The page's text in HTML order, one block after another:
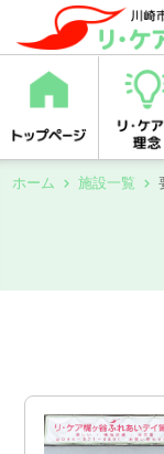
ホーム 施設一覧